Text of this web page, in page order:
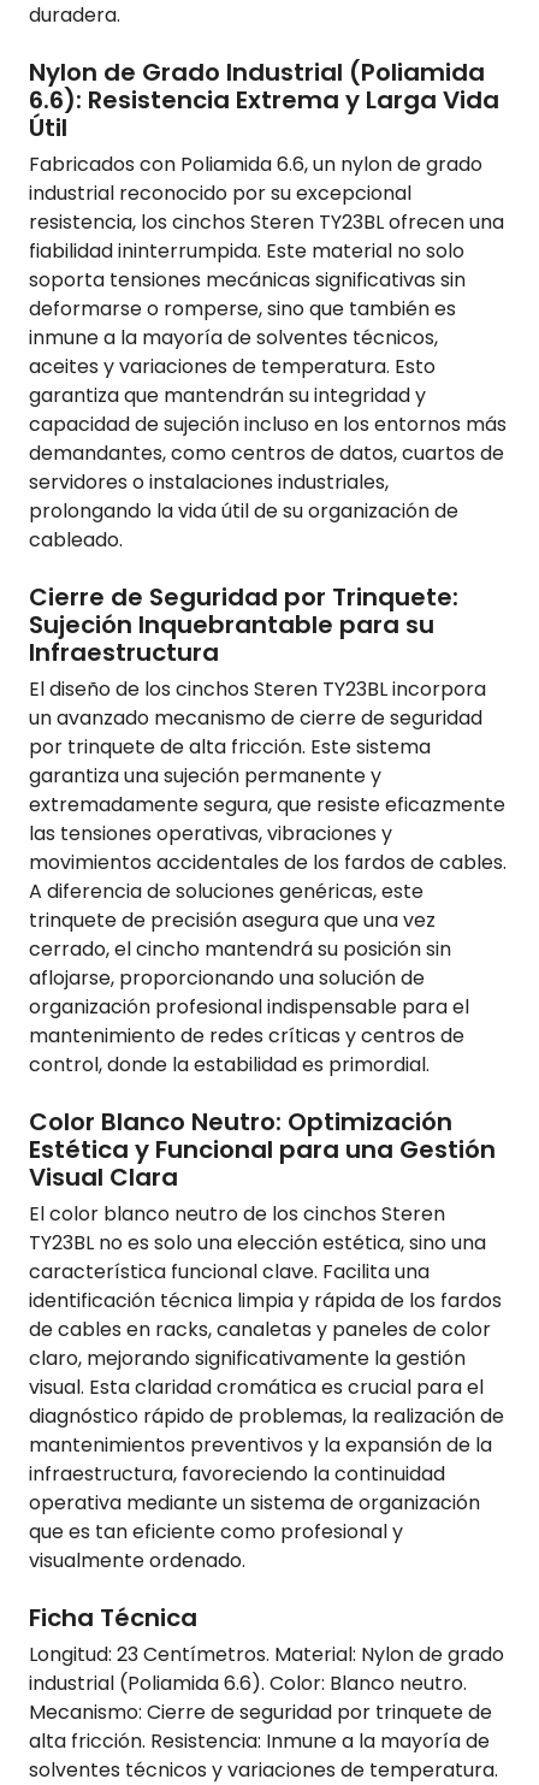
duradera.
Nylon de Grado Industrial (Poliamida
6.6): Resistencia Extrema y Larga Vida
Útil
Fabricados con Poliamida 6.6, un nylon de grado
industrial reconocido por su excepcional
resistencia, los cinchos Steren TY23BL ofrecen una
fiabilidad ininterrumpida. Este material no solo
soporta tensiones mecánicas significativas sin
deformarse o romperse, sino que también es
inmune a la mayoría de solventes técnicos,
aceites y variaciones de temperatura. Esto
garantiza que mantendrán su integridad y
capacidad de sujeción incluso en los entornos más
demandantes, como centros de datos, cuartos de
servidores o instalaciones industriales,
prolongando la vida útil de su organización de
cableado.
Cierre de Seguridad por Trinquete:
Sujeción Inquebrantable para su
Infraestructura
El diseño de los cinchos Steren TY23BL incorpora
un avanzado mecanismo de cierre de seguridad
por trinquete de alta fricción. Este sistema
garantiza una sujeción permanente y
extremadamente segura, que resiste eficazmente
las tensiones operativas, vibraciones y
movimientos accidentales de los fardos de cables.
A diferencia de soluciones genéricas, este
trinquete de precisión asegura que una vez
cerrado, el cincho mantendrá su posición sin
aflojarse, proporcionando una solución de
organización profesional indispensable para el
mantenimiento de redes críticas y centros de
control, donde la estabilidad es primordial.
Color Blanco Neutro: Optimización
Estética y Funcional para una Gestión
Visual Clara
El color blanco neutro de los cinchos Steren
TY23BL no es solo una elección estética, sino una
característica funcional clave. Facilita una
identificación técnica limpia y rápida de los fardos
de cables en racks, canaletas y paneles de color
claro, mejorando significativamente la gestión
visual. Esta claridad cromática es crucial para el
diagnóstico rápido de problemas, la realización de
mantenimientos preventivos y la expansión de la
infraestructura, favoreciendo la continuidad
operativa mediante un sistema de organización
que es tan eficiente como profesional y
visualmente ordenado.
Ficha Técnica
Longitud: 23 Centímetros. Material: Nylon de grado
industrial (Poliamida 6.6). Color: Blanco neutro.
Mecanismo: Cierre de seguridad por trinquete de
alta fricción. Resistencia: Inmune a la mayoría de
solventes técnicos y variaciones de temperatura.